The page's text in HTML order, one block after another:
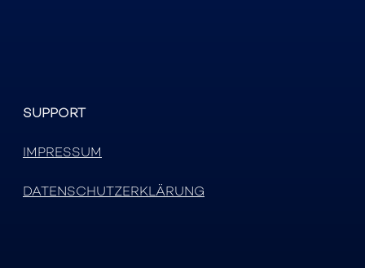
SUPPORT
IMPRESSUM
DATENSCHUTZERKLÄRUNG